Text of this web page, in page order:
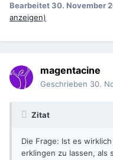
Bearbeitet30. November
anzeigen)
magentacine
Geschrieben 30.
Zitat
Die Frage: Ist es
erklingen zu lassen, als